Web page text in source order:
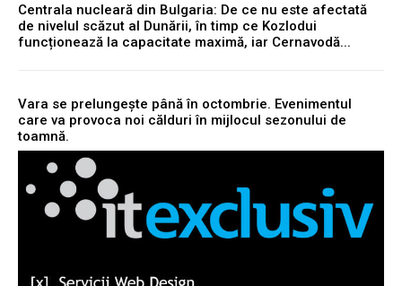
Centrala nucleară din Bulgaria: De ce nu este afectată
de nivelul scăzut al Dunării, în timp ce Kozlodui
funcționează la capacitate maximă, iar Cernavodă...
Vara se prelungește până în octombrie. Evenimentul
care va provoca noi călduri în mijlocul sezonului de
toamnă.